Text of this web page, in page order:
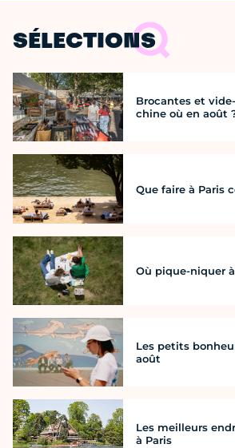
SÉLECTIONS
Brocantes et
chine où en août
Que faire à Paris
Où pique-niquer
Les petits
août
Les meilleurs
à Paris